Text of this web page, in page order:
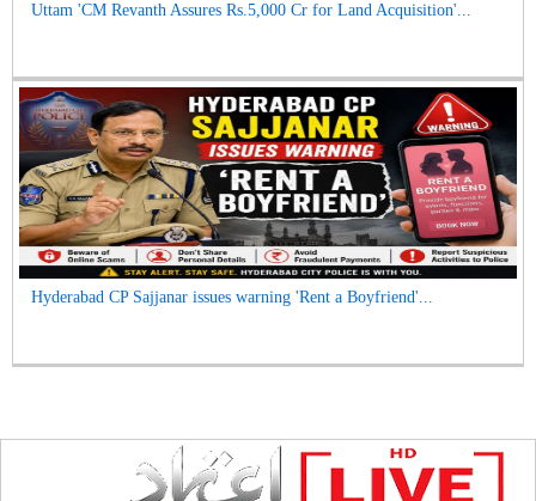
Uttam 'CM Revanth Assures Rs.5,000 Cr for Land Acquisition'...
Hyderabad CP Sajjanar issues warning 'Rent a Boyfriend'...